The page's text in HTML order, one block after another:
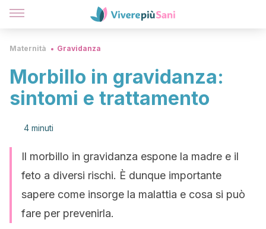
Maternità Gravidanza
Morbillo in gravidanza:
sintomi e trattamento
4 minuti
Il morbillo in gravidanza espone la madre e il
feto a diversi rischi. È dunque importante
sapere come insorge la malattia e cosa si può
fare per prevenirla.